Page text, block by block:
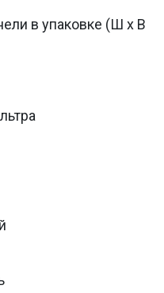
в упаковке (Ш х В